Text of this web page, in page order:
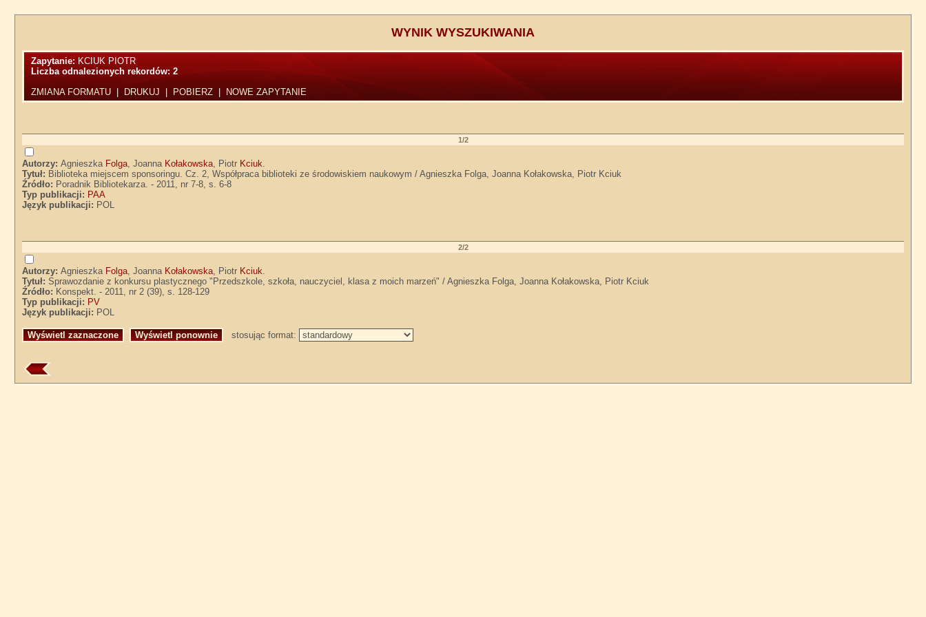
WYNIK WYSZUKIWANIA
Zapytanie: KCIUK PIOTR
Liczba odnalezionych rekordów:2
ZMIANA FORMATU
DRUKUJ POBIERZ NOWE ZAPYTANIE
1/2
Autorzy:Agnieszka Folga, Joanna Kołakowska, Piotr Kciuk.
Tytuł: Biblioteka miejscem sponsoringu. Cz. 2, Współpraca biblioteki ze środowiskiem naukowym / Agnieszka Folga, Joanna Kołakowska, Piotr Kciuk
Źródło: Poradnik Bibliotekarza. - 2011, nr 7-8, s. 6-8
Typ publikacji: PAA
Język publikacji: POL
2/2
Autorzy:Agnieszka Folga, Joanna Kołakowska, Piotr Kciuk.
Tytuł:Sprawozdanie z konkursu plastycznego "Przedszkole, szkoła, nauczyciel, klasa z moich marzeń" / Agnieszka Folga, Joanna Kołakowska, Piotr Kciuk
Źródło: Konspekt. - 2011, nr 2 (39), s. 128-129
Typ publikacji: PV
Język publikacji: POL
stosując format: